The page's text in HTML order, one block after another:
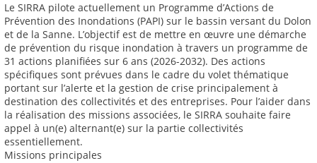
Le SIRRA pilote actuellement un Programme d’Actions de
Prévention des Inondations (PAPI) sur le bassin versant du Dolon
et de la Sanne. L’objectif est de mettre en œuvre une démarche
de prévention du risque inondation à travers un programme de
31 actions planifiées sur 6 ans (2026-2032). Des actions
spécifiques sont prévues dans le cadre du volet thématique
portant sur l’alerte et la gestion de crise principalement à
destination des collectivités et des entreprises. Pour l’aider dans
la réalisation des missions associées, le SIRRA souhaite faire
appel à un(e) alternant(e) sur la partie collectivités
essentiellement.
Missions principales